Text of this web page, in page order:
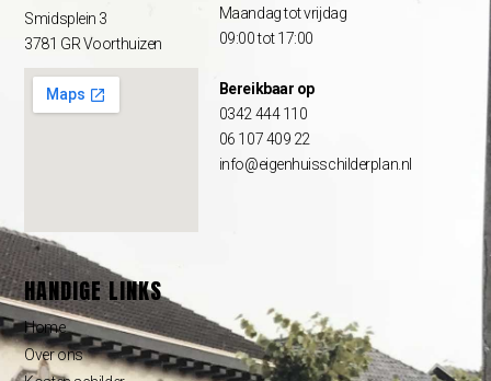
Smidsplein 3
3781 GR Voorthuizen
Maandag tot vrijdag
09:00 tot 17:00
Bereikbaar op
0342 444 110
06 107 409 22
info@eigenhuisschilderplan.nl
HANDIGE LINKS
Home
Over ons